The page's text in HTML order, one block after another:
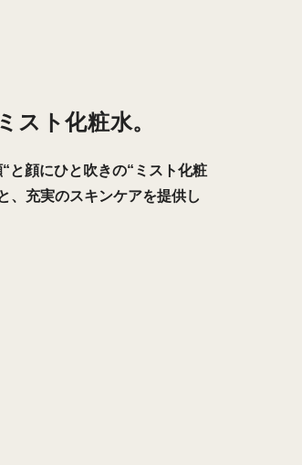
スト化粧水。
と顔にひと吹きの“ミスト化粧
、充実のスキンケアを提供し